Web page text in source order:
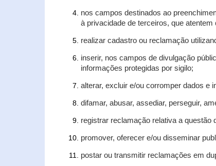
nos campos destinados ao
à privacidade de terceiros, que
realizar cadastro ou reclamação
inserir, nos campos de divulgação
informações protegidas por sigilo;
alterar, excluir e/ou corromper dados e
difamar, abusar, assediar, perseguir,
registrar reclamação relativa a questão
promover, oferecer e/ou disseminar
postar ou transmitir reclamações em